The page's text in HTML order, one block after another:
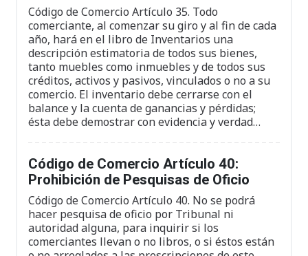
Código de Comercio Artículo 35. Todo
comerciante, al comenzar su giro y al fin de cada
año, hará en el libro de Inventarios una
descripción estimatoria de todos sus bienes,
tanto muebles como inmuebles y de todos sus
créditos, activos y pasivos, vinculados o no a su
comercio. El inventario debe cerrarse con el
balance y la cuenta de ganancias y pérdidas;
ésta debe demostrar con evidencia y verdad…
Código de Comercio Artículo 40:
Prohibición de Pesquisas de Oficio
Código de Comercio Artículo 40. No se podrá
hacer pesquisa de oficio por Tribunal ni
autoridad alguna, para inquirir si los
comerciantes llevan o no libros, o si éstos están